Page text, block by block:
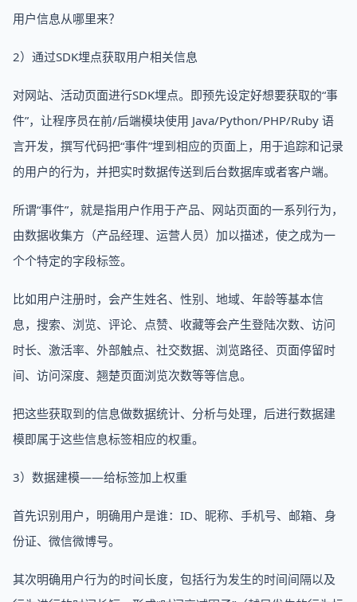
用户信息从哪里来？
2）通过SDK埋点获取用户相关信息
对网站、活动页面进行SDK埋点。即预先设定好想要获取的“事
件”，让程序员在前/后端模块使用 Java/Python/PHP/Ruby 语
言开发，撰写代码把“事件”埋到相应的页面上，用于追踪和记录
的用户的行为，并把实时数据传送到后台数据库或者客户端。
所谓“事件”，就是指用户作用于产品、网站页面的一系列行为，
由数据收集方（产品经理、运营人员）加以描述，使之成为一
个个特定的字段标签。
比如用户注册时，会产生姓名、性别、地域、年龄等基本信
息，搜索、浏览、评论、点赞、收藏等会产生登陆次数、访问
时长、激活率、外部触点、社交数据、浏览路径、页面停留时
间、访问深度、翘楚页面浏览次数等等信息。
把这些获取到的信息做数据统计、分析与处理，后进行数据建
模即属于这些信息标签相应的权重。
3）数据建模——给标签加上权重
首先识别用户，明确用户是谁：ID、昵称、手机号、邮箱、身
份证、微信微博号。
其次明确用户行为的时间长度，包括行为发生的时间间隔以及